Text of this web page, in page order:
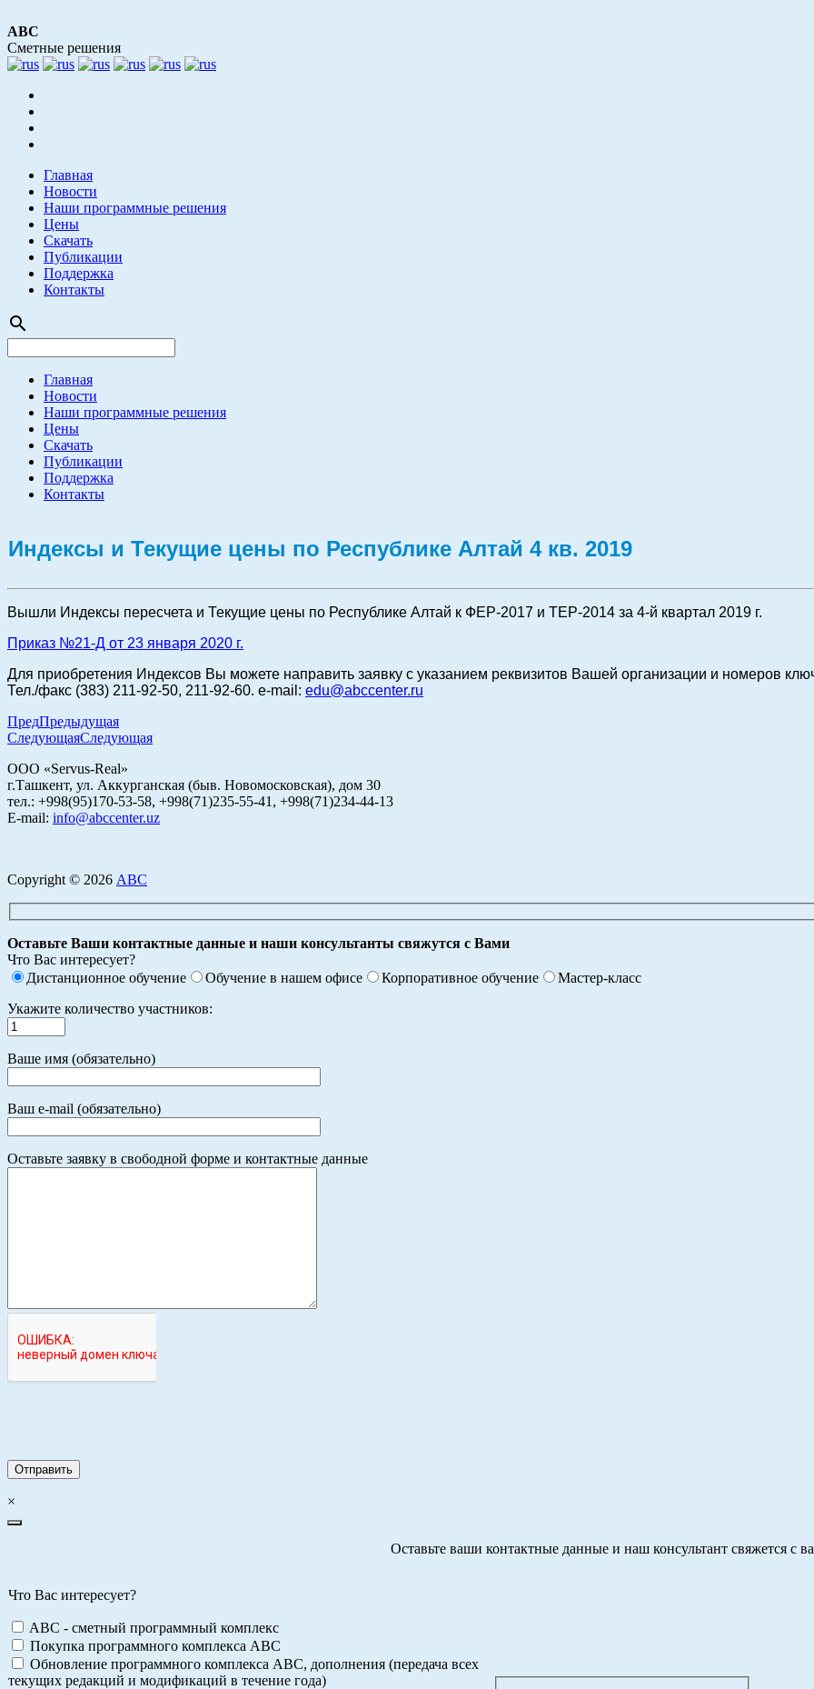
АВС
Сметные решения
Главная
Новости
Наши программные решения
Цены
Скачать
Публикации
Поддержка
Контакты
search
Главная
Новости
Наши программные решения
Цены
Скачать
Публикации
Поддержка
Контакты
Индексы и Текущие цены по Республике Алтай 4 кв. 2019
Вышли Индексы пересчета и Текущие цены по Республике Алтай к ФЕР-2017 и ТЕР-2014 за 4-й квартал 2019 г.
Приказ №21-Д от 23 января 2020 г.
Для приобретения Индексов Вы можете направить заявку с указанием реквизитов Вашей организации и номеров
Тел./факс (383) 211-92-50, 211-92-60. e-mail: edu@abccenter.ru
ПредПредыдущая
СледующаяСледующая
ООО «Servus-Real»
г.Ташкент, ул. Аккурганская (быв. Новомосковская), дом 30
тел.: +998(95)170-53-58, +998(71)235-55-41, +998(71)234-44-13
E-mail: info@abccenter.uz
Copyright © 2026 АВС
Оставьте Ваши контактные данные и наши консультанты свяжутся с Вами
Что Вас интересует?
Дистанционное обучение
Обучение в нашем офисе Корпоративное обучение
Мастер-класс
Укажите количество участников:
Ваше имя (обязательно)
Ваш e-mail (обязательно)
Оставьте заявку в свободной форме и контактные данные
×
Оставьте ваши контактные данные и наш консультант свяжется с
Что Вас интересует?
ABC - сметный программный комплекс
Покупка программного комплекса АВС
Обновление программного комплекса АВС, дополнения (передача всех
текущих редакций и модификаций в течение года)